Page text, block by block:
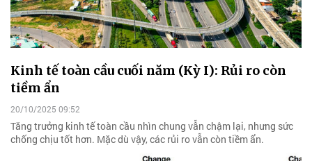
Kinh tế toàn cầu cuối năm (Kỳ I): Rủi ro còn
tiềm ẩn
20/10/2025 09:52
Tăng trưởng kinh tế toàn cầu nhìn chung vẫn chậm lại, nhưng sức
chống chịu tốt hơn. Mặc dù vậy, các rủi ro vẫn còn tiềm ẩn.